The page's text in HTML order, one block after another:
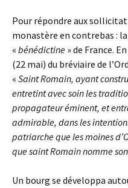
Pour répondre aux
monastère en contrebas :
« bénédictine » de France.
(22 mai) du bréviaire de
« Saint Romain, ayant
entretint avec soin les
propagateur éminent, et
admirable, dans les
patriarche que les moines
que saint Romain nomme
Un bourg se développa